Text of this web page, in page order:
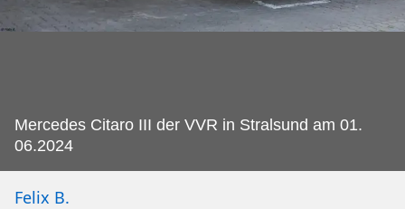
Mercedes Citaro III der VVR in Stralsund am 01.
06.2024
Felix B.